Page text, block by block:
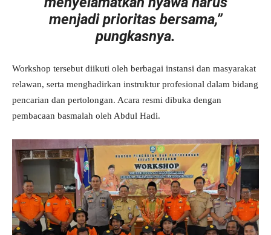
menjadi prioritas bersama,”
pungkasnya.
Workshop tersebut diikuti oleh berbagai instansi dan masyarakat
relawan, serta menghadirkan instruktur profesional dalam bidang
pencarian dan pertolongan. Acara resmi dibuka dengan
pembacaan basmalah oleh Abdul Hadi.